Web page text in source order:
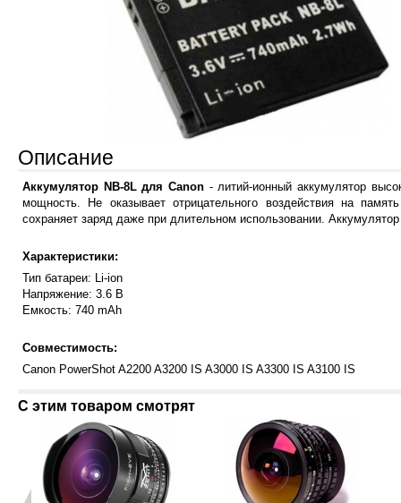
Описание
Аккумулятор NB-8L для Canon - литий-ионный аккумулятор
мощность. Не оказывает отрицательного воздействия на
сохраняет заряд даже при длительном использовании.
Характеристики:
Тип батареи: Li-ion
Напряжение: 3.6 В
Емкость: 740 mAh
Совместимость:
Canon PowerShot A2200 A3200 IS A3000 IS A3300 IS A3100 IS
С этим товаром смотрят